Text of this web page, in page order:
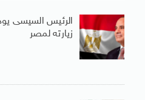
الرئيس السيسى
زيارته لمصر